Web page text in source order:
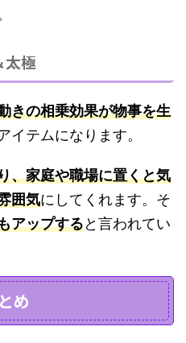
太極
きの相乗効果が物事を生
イテムになります。
、家庭や職場に置くと気
囲気にしてくれます。そ
アップすると言われてい
め